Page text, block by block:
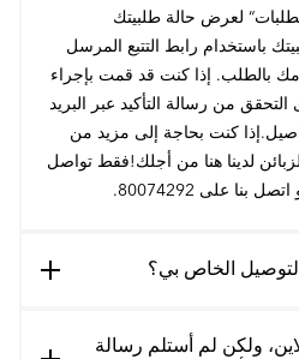
لعرض حالة طلبيتك
باستخدام رابط التتبع المرسل
بالطلب. إذا كنت قد قمت بإجراء
من رسالة التأكيد عبر البريد
كنت بحاجة إلى مزيد من
لدينا هنا من أجلك!فقط تواصل
على 80074292.
الخاص بي؟
ولكن لم أستلم رسالة